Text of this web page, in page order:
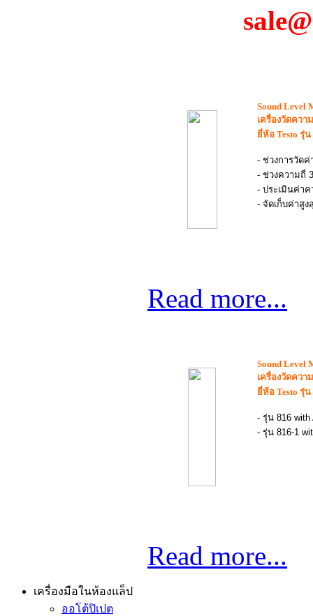
Sound Level
เครื่องวัดควา
ยี่ห้อ Testo รุ่น
- ช่วงการวัดค่
- ช่วงความถี่
- ประเมินค่า
- จัดเก็บค่าสูง
Read more...
Sound Level
เครื่องวัดควา
ยี่ห้อ Testo รุ่น
- รุ่น 816 with
- รุ่น 816-1
Read more...
เครื่องมือในห้องแล็ป
ออโต้ปิเปต